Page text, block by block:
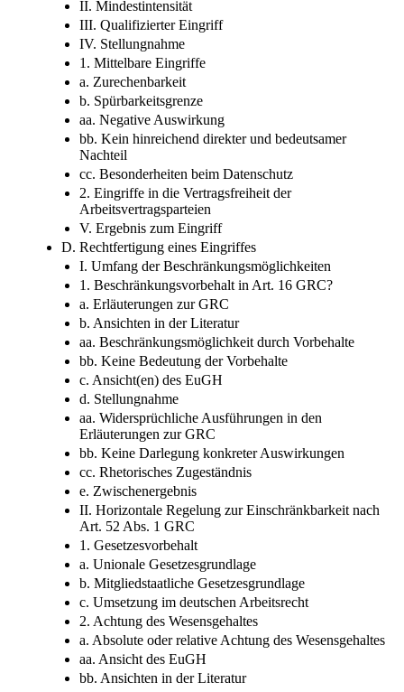
II. Mindestintensität
III. Qualifizierter Eingriff
IV. Stellungnahme
1. Mittelbare Eingriffe
a. Zurechenbarkeit
b. Spürbarkeitsgrenze
aa. Negative Auswirkung
bb. Kein hinreichend direkter und bedeutsamer
Nachteil
cc. Besonderheiten beim Datenschutz
2. Eingriffe in die Vertragsfreiheit der
Arbeitsvertragsparteien
V. Ergebnis zum Eingriff
D. Rechtfertigung eines Eingriffes
I. Umfang der Beschränkungsmöglichkeiten
1. Beschränkungsvorbehalt in Art. 16 GRC?
a. Erläuterungen zur GRC
b. Ansichten in der Literatur
aa. Beschränkungsmöglichkeit durch Vorbehalte
bb. Keine Bedeutung der Vorbehalte
c. Ansicht(en) des EuGH
d. Stellungnahme
aa. Widersprüchliche Ausführungen in den
Erläuterungen zur GRC
bb. Keine Darlegung konkreter Auswirkungen
cc. Rhetorisches Zugeständnis
e. Zwischenergebnis
II. Horizontale Regelung zur Einschränkbarkeit nach
Art. 52 Abs. 1 GRC
1. Gesetzesvorbehalt
a. Unionale Gesetzesgrundlage
b. Mitgliedstaatliche Gesetzesgrundlage
c. Umsetzung im deutschen Arbeitsrecht
2. Achtung des Wesensgehaltes
a. Absolute oder relative Achtung des Wesensgehaltes
aa. Ansicht des EuGH
bb. Ansichten in der Literatur